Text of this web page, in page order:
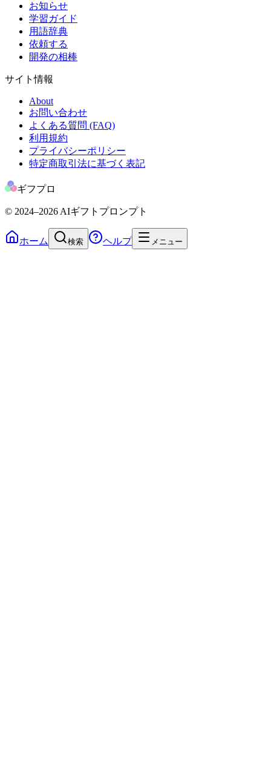
お知らせ
学習ガイド
用語辞典
依頼する
開発の相棒
サイト情報
About
お問い合わせ
よくある質問 (FAQ)
利用規約
プライバシーポリシー
特定商取引法に基づく表記
ギフプロ
© 2024–2026 AIギフトプロンプト
ホーム 検索 ヘルプ メニュー